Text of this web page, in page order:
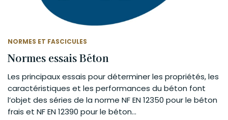
NORMES ET FASCICULES
Normes essais Béton
Les principaux essais pour déterminer les propriétés, les
caractéristiques et les performances du béton font
l’objet des séries de la norme NF EN 12350 pour le béton
frais et NF EN 12390 pour le béton...